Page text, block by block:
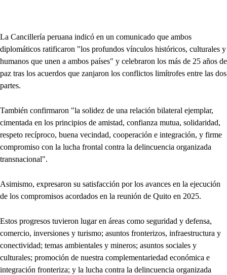
La Cancillería peruana indicó en un comunicado que ambos
diplomáticos ratificaron "los profundos vínculos históricos, culturales y
humanos que unen a ambos países" y celebraron los más de 25 años de
paz tras los acuerdos que zanjaron los conflictos limítrofes entre las dos
partes.
También confirmaron "la solidez de una relación bilateral ejemplar,
cimentada en los principios de amistad, confianza mutua, solidaridad,
respeto recíproco, buena vecindad, cooperación e integración, y firme
compromiso con la lucha frontal contra la delincuencia organizada
transnacional".
Asimismo, expresaron su satisfacción por los avances en la ejecución
de los compromisos acordados en la reunión de Quito en 2025.
Estos progresos tuvieron lugar en áreas como seguridad y defensa,
comercio, inversiones y turismo; asuntos fronterizos, infraestructura y
conectividad; temas ambientales y mineros; asuntos sociales y
culturales; promoción de nuestra complementariedad económica e
integración fronteriza; y la lucha contra la delincuencia organizada